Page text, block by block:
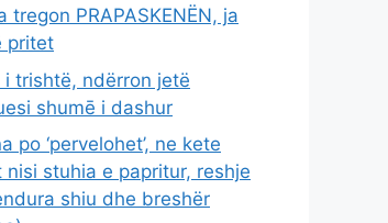
tregon PRAPASKENËN, ja
pritet
i trishtë, ndërron jetë
shumē i dashur
po ‘pervelohet’, ne kete
nisi stuhia e papritur, reshje
shiu dhe breshër